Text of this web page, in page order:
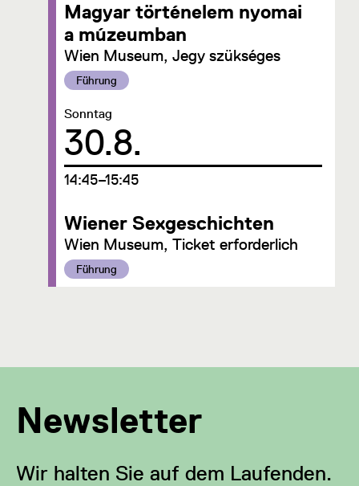
Magyar történelem nyomai
a múzeumban
Wien Museum, Jegy szükséges
Kategorie:
Führung
Wiener Sexgeschichten
Wien Museum, Ticket erforderlich
Kategorie:
Führung
Datum:
30.8.
Sonntag
um
14:45–15:45
Newsletter
Wir halten Sie auf dem Laufenden.